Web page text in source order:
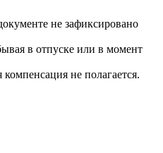
не зафиксировано
в отпуске или в момент
не полагается.